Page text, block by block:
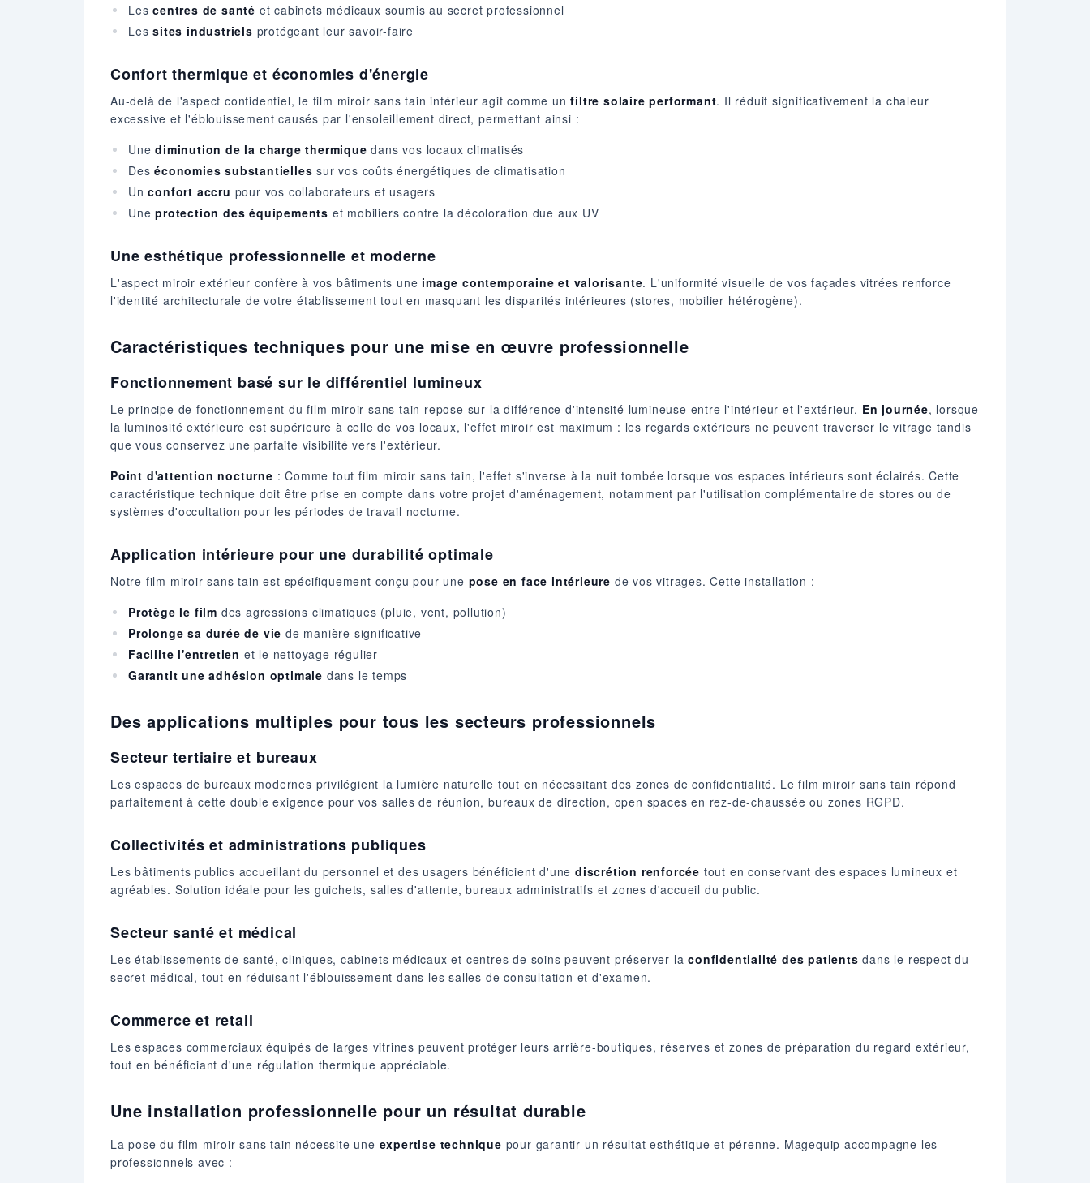
Lescentres de santé et cabinets médicaux soumis au secret professionnel
Lessites industriels protégeant leur savoir-faire
Confort thermique et économies d'énergie
Au-delà de l'aspect confidentiel, le film miroir sans tain intérieur agit comme unfiltre solaire performant. Il réduit significativement la chaleur
excessive et l'éblouissement causés par l'ensoleillement direct, permettant ainsi :
Unediminution de la charge thermique dans vos locaux climatisés
Deséconomies substantielles sur vos coûts énergétiques de climatisation
Unconfort accru pour vos collaborateurs et usagers
Uneprotection des équipements et mobiliers contre la décoloration due aux UV
Une esthétique professionnelle et moderne
L'aspect miroir extérieur confère à vos bâtiments une image contemporaine et valorisante. L'uniformité visuelle de vos façades vitrées renforce
l'identité architecturale de votre établissement tout en masquant les disparités intérieures (stores, mobilier hétérogène).
Caractéristiques techniques pour une mise en œuvre professionnelle
Fonctionnement basé sur le différentiel lumineux
Le principe de fonctionnement du film miroir sans tain repose sur la différence d'intensité lumineuse entre l'intérieur et l'extérieur. En journée, lorsque
la luminosité extérieure est supérieure à celle de vos locaux, l'effet miroir est maximum : les regards extérieurs ne peuvent traverser le vitrage tandis
que vous conservez une parfaite visibilité vers l'extérieur.
Point d'attention nocturne : Comme tout film miroir sans tain, l'effet s'inverse à la nuit tombée lorsque vos espaces intérieurs sont éclairés. Cette
caractéristique technique doit être prise en compte dans votre projet d'aménagement, notamment par l'utilisation complémentaire de stores ou de
systèmes d'occultation pour les périodes de travail nocturne.
Application intérieure pour une durabilité optimale
Notre film miroir sans tain est spécifiquement conçu pour une pose en face intérieure de vos vitrages. Cette installation :
Protège le film des agressions climatiques (pluie, vent, pollution)
Prolonge sa durée de vie de manière significative
Facilite l'entretien et le nettoyage régulier
Garantit une adhésion optimale dans le temps
Des applications multiples pour tous les secteurs professionnels
Secteur tertiaire et bureaux
Les espaces de bureaux modernes privilégient la lumière naturelle tout en nécessitant des zones de confidentialité. Le film miroir sans tain répond
parfaitement à cette double exigence pour vos salles de réunion, bureaux de direction, open spaces en rez-de-chaussée ou zones RGPD.
Collectivités et administrations publiques
Les bâtiments publics accueillant du personnel et des usagers bénéficient d'une discrétion renforcée tout en conservant des espaces lumineux et
agréables. Solution idéale pour les guichets, salles d'attente, bureaux administratifs et zones d'accueil du public.
Secteur santé et médical
Les établissements de santé, cliniques, cabinets médicaux et centres de soins peuvent préserver laconfidentialité des patients dans le respect du
secret médical, tout en réduisant l'éblouissement dans les salles de consultation et d'examen.
Commerce et retail
Les espaces commerciaux équipés de larges vitrines peuvent protéger leurs arrière-boutiques, réserves et zones de préparation du regard extérieur,
tout en bénéficiant d'une régulation thermique appréciable.
Une installation professionnelle pour un résultat durable
La pose du film miroir sans tain nécessite une expertise technique pour garantir un résultat esthétique et pérenne. Magequip accompagne les
professionnels avec :